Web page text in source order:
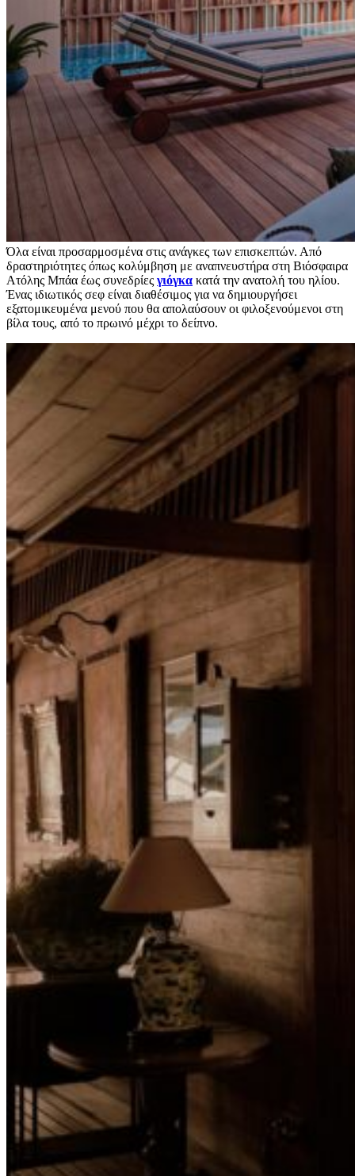
Όλα είναι προσαρμοσμένα στις ανάγκες των επισκεπτών. Από
δραστηριότητες όπως κολύμβηση με αναπνευστήρα στη Βιόσφαιρα
Ατόλης Μπάα έως συνεδρίες γιόγκα κατά την ανατολή του ηλίου.
Ένας ιδιωτικός σεφ είναι διαθέσιμος για να δημιουργήσει
εξατομικευμένα μενού που θα απολαύσουν οι φιλοξενούμενοι στη
βίλα τους, από το πρωινό μέχρι το δείπνο.